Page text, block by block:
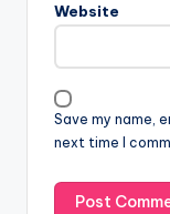
Website
Save my name,
next time I